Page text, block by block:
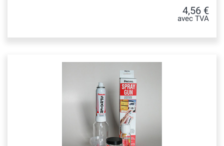
4,56 €
avec TVA